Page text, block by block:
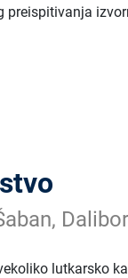
preispitivanja
lutkarsko